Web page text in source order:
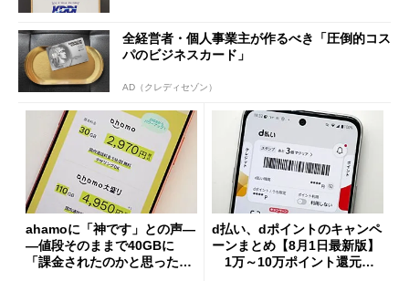
全経営者・個人事業主が作るべき「圧倒的コス
パのビジネスカード」
AD（クレディセゾン）
ahamoに「神です」との声―
―値段そのままで40GBに
「課金されたのかと思った」
d払い、dポイントのキャンペ
ーンまとめ【8月1日最新版】
1万～10万ポイント還元の